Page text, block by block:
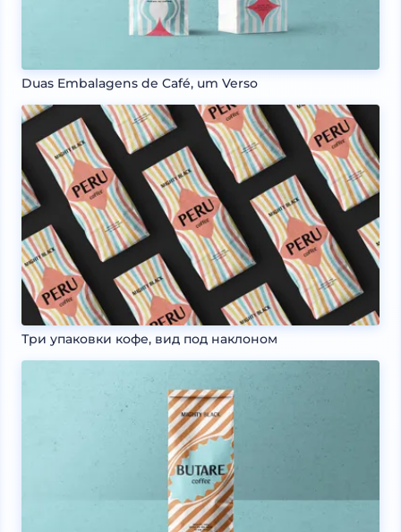
Duas Embalagens de Café, um Verso
Три упаковки кофе, вид под наклоном